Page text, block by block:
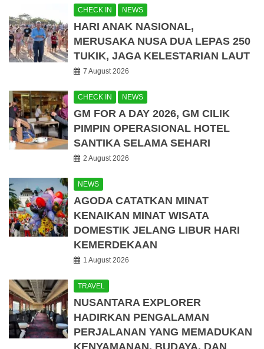
CHECK IN NEWS
HARI ANAK NASIONAL,
MERUSAKA NUSA DUA LEPAS 250
TUKIK, JAGA KELESTARIAN LAUT
7 August 2026
CHECK IN NEWS
GM FOR A DAY 2026, GM CILIK
PIMPIN OPERASIONAL HOTEL
SANTIKA SELAMA SEHARI
2 August 2026
NEWS
AGODA CATATKAN MINAT
KENAIKAN MINAT WISATA
DOMESTIK JELANG LIBUR HARI
KEMERDEKAAN
1 August 2026
TRAVEL
NUSANTARA EXPLORER
HADIRKAN PENGALAMAN
PERJALANAN YANG MEMADUKAN
KENYAMANAN, BUDAYA, DAN